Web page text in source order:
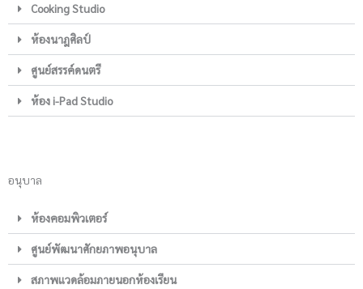
Cooking Studio
ห้องนาฎศิลป์
ศูนย์สรรค์ดนตรี
ห้อง i-Pad Studio
อนุบาล
ห้องคอมพิวเตอร์
ศูนย์พัฒนาศักยภาพอนุบาล
สภาพแวดล้อมภายนอกห้องเรียน